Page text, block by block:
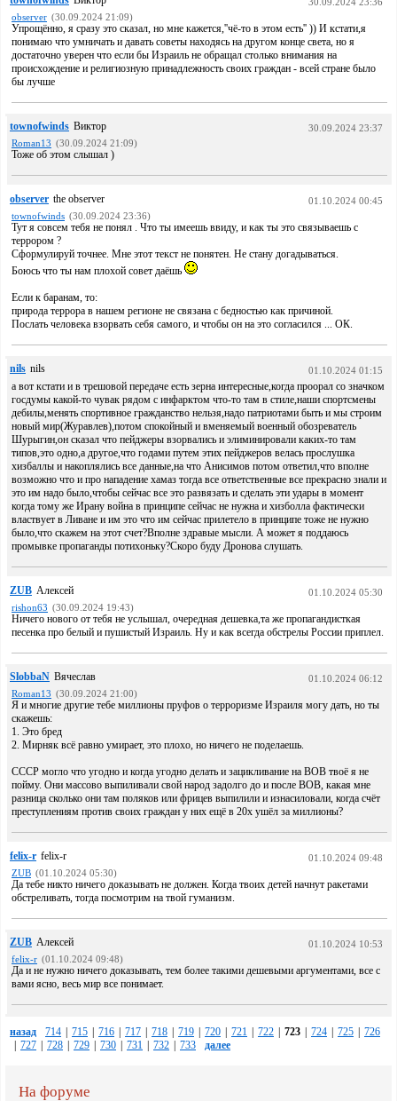
observer (30.09.2024 21:09)
Упрощённо, я сразу это сказал, но мне кажется,''чё-то в этом есть'' )) И кстати,я
понимаю что умничать и давать советы находясь на другом конце света, но я
достаточно уверен что если бы Израиль не обращал столько внимания на
происхождение и религиозную принадлежность своих граждан - всей стране было
бы лучше
townofwinds Виктор
30.09.2024 23:37
Roman13 (30.09.2024 21:09)
Тоже об этом слышал )
observer the observer
01.10.2024 00:45
townofwinds (30.09.2024 23:36)
Тут я совсем тебя не понял . Что ты имеешь ввиду, и как ты это связываешь с
террором ?
Сформулируй точнее. Мне этот текст не понятен. Не стану догадываться.
Боюсь что ты нам плохой совет даёшь
Если к баранам, то:
природа террора в нашем регионе не связана с бедностью как причиной.
Послать человека взорвать себя самого, и чтобы он на это согласился ... ОК.
nils nils 01.10.2024 01:15
а вот кстати и в трешовой передаче есть зерна интересные,когда проорал со значком
госдумы какой-то чувак рядом с инфарктом что-то там в стиле,наши спортсмены
дебилы,менять спортивное гражданство нельзя,надо патриотами быть и мы строим
новый мир(Журавлев),потом спокойный и вменяемый военный обозреватель
Шурыгин,он сказал что пейджеры взорвались и элиминировали каких-то там
типов,это одно,а другое,что годами путем этих пейджеров велась прослушка
хизбаллы и накоплялись все данные,на что Анисимов потом ответил,что вполне
возможно что и про нападение хамаз тогда все ответственные все прекрасно знали и
это им надо было,чтобы сейчас все это развязать и сделать эти удары в момент
когда тому же Ирану война в принципе сейчас не нужна и хизболла фактически
властвует в Ливане и им это что им сейчас прилетело в принципе тоже не нужно
было,что скажем на этот счет?Вполне здравые мысли. А может я поддаюсь
промывке пропаганды потихоньку?Скоро буду Дронова слушать.
ZUB Алексей
01.10.2024 05:30
rishon63 (30.09.2024 19:43)
Ничего нового от тебя не услышал, очередная дешевка,та же пропагандисткая
песенка про белый и пушистый Израиль. Ну и как всегда обстрелы России приплел.
SlobbaN Вячеслав
01.10.2024 06:12
Roman13 (30.09.2024 21:00)
Я и многие другие тебе миллионы пруфов о терроризме Израиля могу дать, но ты
скажешь:
1. Это бред
2. Мирняк всё равно умирает, это плохо, но ничего не поделаешь.
СССР могло что угодно и когда угодно делать и зацикливание на ВОВ твоё я не
пойму. Они массово выпиливали свой народ задолго до и после ВОВ, какая мне
разница сколько они там поляков или фрицев выпилили и изнасиловали, когда счёт
преступлениям против своих граждан у них ещё в 20х ушёл за миллионы?
felix-r felix-r
01.10.2024 09:48
ZUB (01.10.2024 05:30)
Да тебе никто ничего доказывать не должен. Когда твоих детей начнут ракетами
обстреливать, тогда посмотрим на твой гуманизм.
ZUB Алексей
01.10.2024 10:53
felix-r (01.10.2024 09:48)
Да и не нужно ничего доказывать, тем более такими дешевыми аргументами, все с
вами ясно, весь мир все понимает.
назад 714 715 716 717 718 719 720 721 722 723 724 725
726
727 728 729 730 731 732 733 далее
На форуме